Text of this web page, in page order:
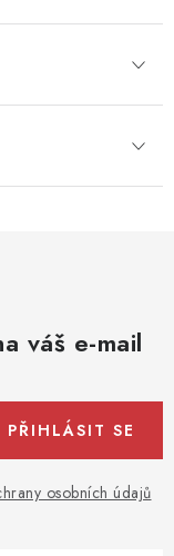
váš e-mail
osobních údajů
PŘIHLÁSIT SE